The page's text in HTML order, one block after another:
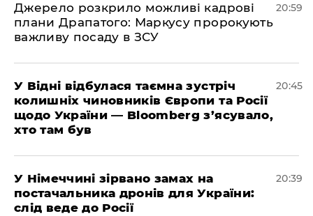
​Джерело розкрило можливі кадрові
плани Драпатого: Маркусу пророкують
важливу посаду в ЗСУ
20:59
​У Відні відбулася таємна зустріч
колишніх чиновників Європи та Росії
щодо України — Bloomberg з’ясувало,
хто там був
20:45
​У Німеччині зірвано замах на
постачальника дронів для України:
слід веде до Росії
20:39